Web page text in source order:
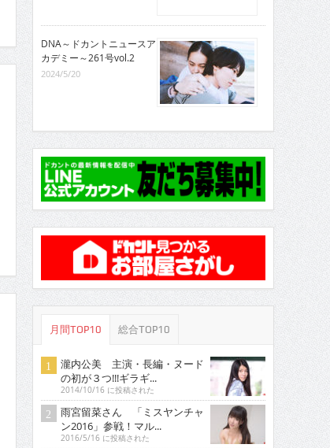
DNA～ドカントニュースア
カデミー～261号vol.2
2024/5/20
月間TOP10 総合TOP10
瀧内公美 主演・長編・ヌード
の初が３つ!!!ギラギ...
2014/10/16 に投稿された
雨宮留菜さん 「ミスヤンチャ
ン2016」参戦！マル...
2016/5/16 に投稿された